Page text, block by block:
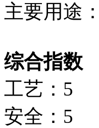
主要用途
综合指数
工艺
安全：